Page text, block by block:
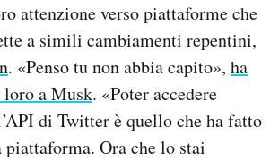
attenzione verso piattaforme che
a simili cambiamenti repentini,
. «Penso tu non abbia capito», ha
a Musk. «Poter accedere
di Twitter è quello che ha fatto
Ora che lo stai